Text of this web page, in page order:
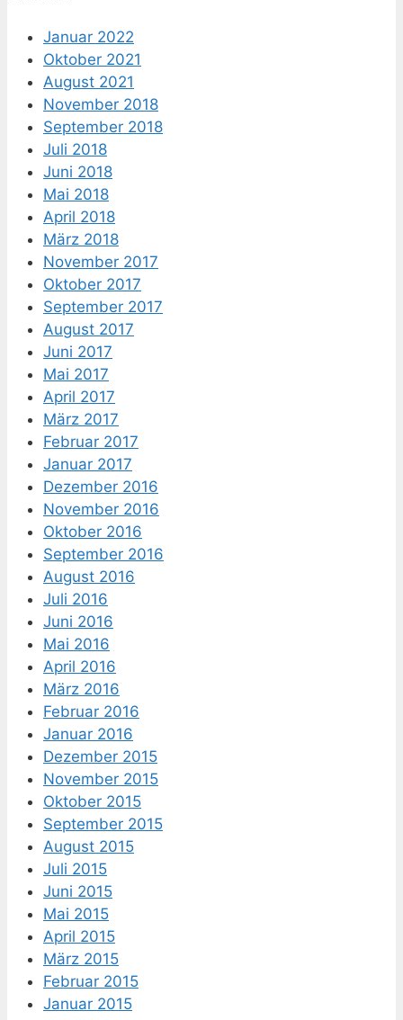
Januar 2022
Oktober 2021
August 2021
November 2018
September 2018
Juli 2018
Juni 2018
Mai 2018
April 2018
März 2018
November 2017
Oktober 2017
September 2017
August 2017
Juni 2017
Mai 2017
April 2017
März 2017
Februar 2017
Januar 2017
Dezember 2016
November 2016
Oktober 2016
September 2016
August 2016
Juli 2016
Juni 2016
Mai 2016
April 2016
März 2016
Februar 2016
Januar 2016
Dezember 2015
November 2015
Oktober 2015
September 2015
August 2015
Juli 2015
Juni 2015
Mai 2015
April 2015
März 2015
Februar 2015
Januar 2015